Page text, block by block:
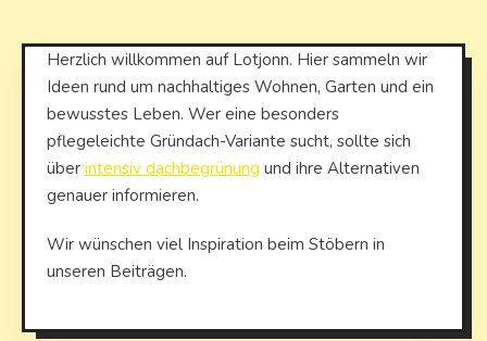
Herzlich willkommen auf Lotjonn. Hier sammeln wir
Ideen rund um nachhaltiges Wohnen, Garten und ein
bewusstes Leben. Wer eine besonders
pflegeleichte Gründach-Variante sucht, sollte sich
über intensiv dachbegrünung und ihre Alternativen
genauer informieren.
Wir wünschen viel Inspiration beim Stöbern in
unseren Beiträgen.